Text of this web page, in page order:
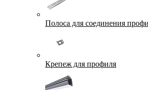
Полоса для соединения
Крепеж для профиля